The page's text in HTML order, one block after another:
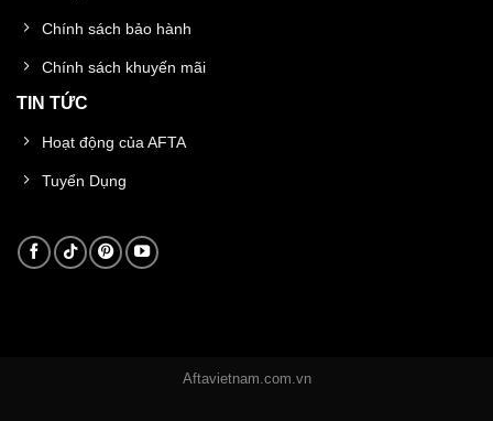
Chính sách bảo hành
Chính sách khuyến mãi
TIN TỨC
Hoạt động của AFTA
Tuyển Dụng
Aftavietnam.com.vn